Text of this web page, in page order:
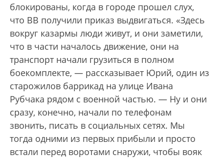
блокированы, когда в городе прошел слух,
что ВВ получили приказ выдвигаться. «Здесь
вокруг казармы люди живут, и они заметили,
что в части началось движение, они на
транспорт начали грузиться в полном
боекомплекте, — рассказывает Юрий, один из
старожилов баррикад на улице Ивана
Рубчака рядом с военной частью. — Ну и они
сразу, конечно, начали по телефонам
звонить, писать в социальных сетях. Мы
тогда одними из первых прибыли и просто
встали перед воротами снаружи, чтобы вояк